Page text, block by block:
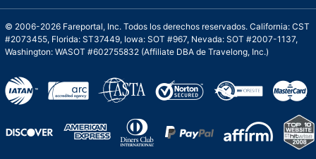
© 2006-2026 Fareportal, Inc. Todos los derechos reservados. California: CST
#2073455, Florida: ST37449, Iowa: SOT #967, Nevada: SOT #2007-1137,
Washington: WASOT #602755832 (Affiliate DBA de Travelong, Inc.)